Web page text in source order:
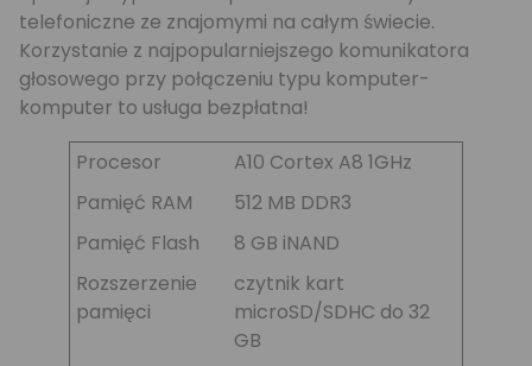
telefoniczne ze znajomymi na całym świecie.
Korzystanie z najpopularniejszego komunikatora
głosowego przy połączeniu typu komputer-
komputer to usługa bezpłatna!
Procesor
A10 Cortex A8 1GHz
Pamięć RAM
512 MB DDR3
Pamięć Flash
8 GB iNAND
Rozszerzenie
pamięci
czytnik kart
microSD/SDHC do 32
GB